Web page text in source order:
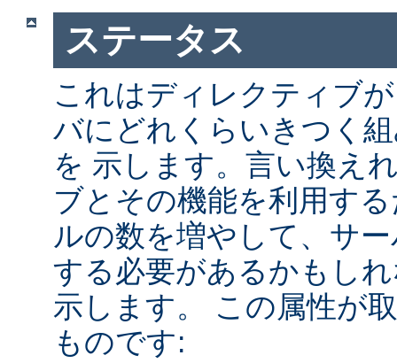
ステータス
これはディレクティブ
バにどれくらいきつく
を 示します。言い換え
ブとその機能を利用す
ルの数を増やして、サ
する必要があるかもし
示します。 この属性が
ものです: